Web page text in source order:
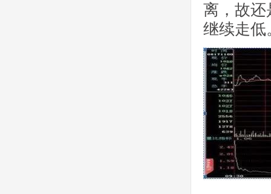
离，故还
继续走低